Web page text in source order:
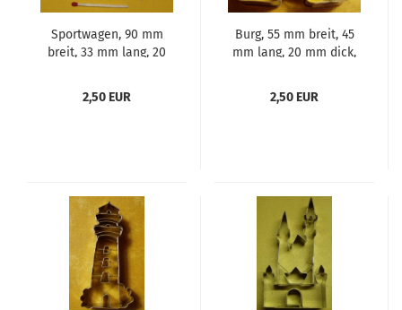
Sportwagen, 90 mm
breit, 33 mm lang, 20
2,50 EUR
Burg, 55 mm breit, 45
mm lang, 20 mm dick,
2,50 EUR